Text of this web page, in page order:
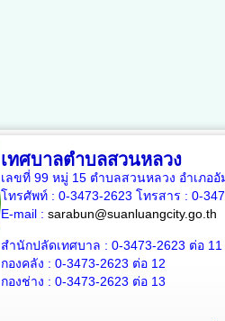
เทศบาลตำบลสวนหลวง
เลขที่ 99 หมู่ 15 ตำบลสวนหลวง อำเภอ
โทรศัพท์ : 0-3473-2623 โทรสาร : 0-
E-mail : sarabun@suanluangcity.go.th
สำนักปลัดเทศบาล : 0-3473-2623 ต่อ 11
กองคลัง : 0-3473-2623 ต่อ 12
กองช่าง : 0-3473-2623 ต่อ 13